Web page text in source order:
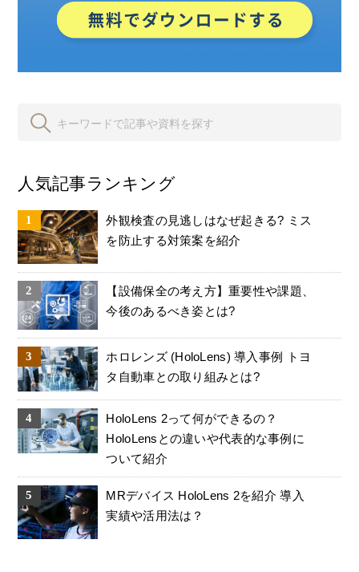
人気記事ランキング
外観検査の見逃しはなぜ起きる? ミス
を防止する対策案を紹介
【設備保全の考え方】重要性や課題、
今後のあるべき姿とは?
ホロレンズ (HoloLens) 導入事例 トヨ
タ自動車との取り組みとは?
HoloLens 2って何ができるの？
HoloLensとの違いや代表的な事例に
ついて紹介
MRデバイス HoloLens 2を紹介 導入
実績や活用法は？